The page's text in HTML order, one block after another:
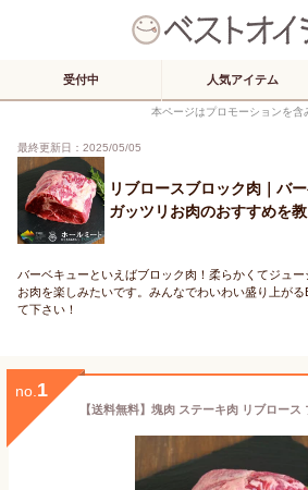
受付中 人気アイテム
本ページはプロモーションを含
最終更新日：2025/05/05
リブロースブロック肉｜バ
ガッツリお肉のおすすめを教
バーベキューといえばブロック肉！柔らかくてジュ
お肉を楽しみたいです。みんなでわいわい盛り上が
て下さい！
no. 1